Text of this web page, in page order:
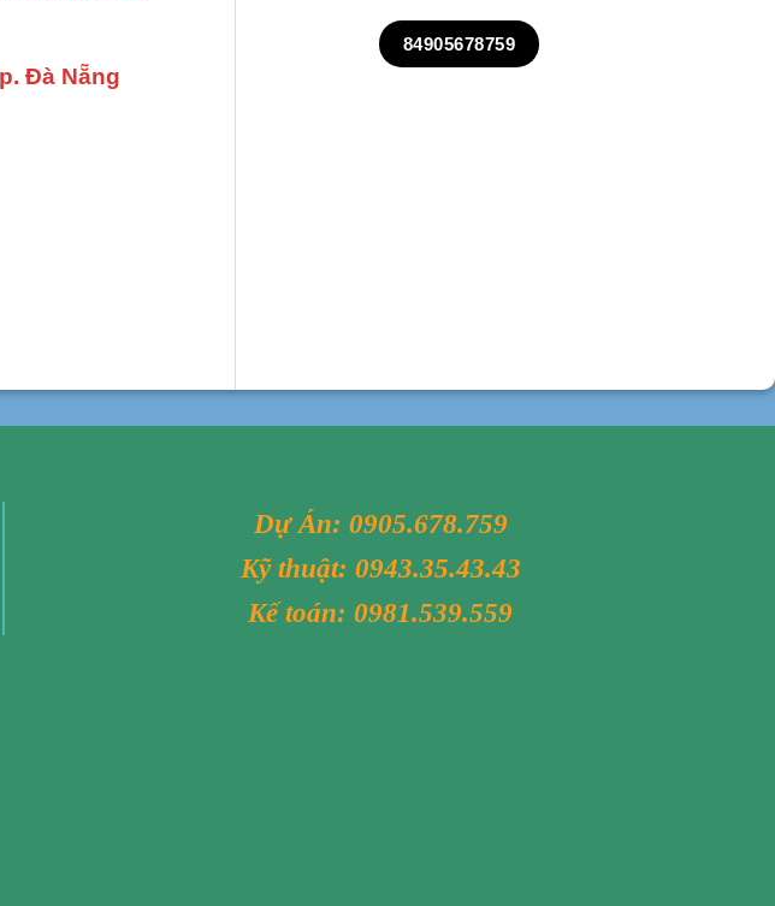
Đà Nẵng
84905678759
Dự Án: 0905.678.759
Kỹ thuật: 0943.35.43.43
Kế toán:0981.539.559